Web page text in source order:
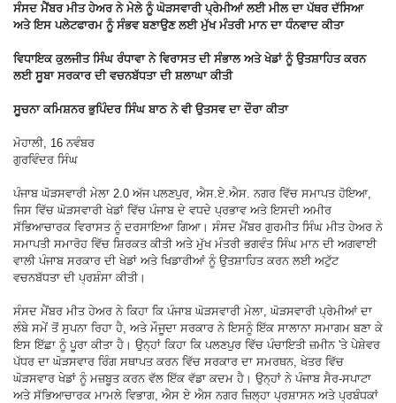
ਸੰਸਦ ਮੈਂਬਰ ਮੀਤ ਹੇਅਰ ਨੇ ਮੇਲੇ ਨੂੰ ਘੋੜਸਵਾਰੀ ਪ੍ਰੇਮੀਆਂ ਲਈ ਮੀਲ ਦਾ ਪੱਥਰ ਦੱਸਿਆ
ਅਤੇ ਇਸ ਪਲੇਟਫਾਰਮ ਨੂੰ ਸੰਭਵ ਬਣਾਉਣ ਲਈ ਮੁੱਖ ਮੰਤਰੀ ਮਾਨ ਦਾ ਧੰਨਵਾਦ ਕੀਤਾ
ਵਿਧਾਇਕ ਕੁਲਜੀਤ ਸਿੰਘ ਰੰਧਾਵਾ ਨੇ ਵਿਰਾਸਤ ਦੀ ਸੰਭਾਲ ਅਤੇ ਖੇਡਾਂ ਨੂੰ ਉਤਸ਼ਾਹਿਤ ਕਰਨ
ਲਈ ਸੂਬਾ ਸਰਕਾਰ ਦੀ ਵਚਨਬੱਧਤਾ ਦੀ ਸ਼ਲਾਘਾ ਕੀਤੀ
ਸੂਚਨਾ ਕਮਿਸ਼ਨਰ ਭੁਪਿੰਦਰ ਸਿੰਘ ਬਾਠ ਨੇ ਵੀ ਉਤਸਵ ਦਾ ਦੌਰਾ ਕੀਤਾ
ਮੋਹਾਲੀ, 16 ਨਵੰਬਰ
ਗੁਰਵਿੰਦਰ ਸਿੰਘ
ਪੰਜਾਬ ਘੋੜਸਵਾਰੀ ਮੇਲਾ 2.0 ਅੱਜ ਪਲਣਪੁਰ, ਐਸ.ਏ.ਐਸ. ਨਗਰ ਵਿੱਚ ਸਮਾਪਤ ਹੋਇਆ,
ਜਿਸ ਵਿੱਚ ਘੋੜਸਵਾਰੀ ਖੇਡਾਂ ਵਿੱਚ ਪੰਜਾਬ ਦੇ ਵਧਦੇ ਪ੍ਰਭਾਵ ਅਤੇ ਇਸਦੀ ਅਮੀਰ
ਸੱਭਿਆਚਾਰਕ ਵਿਰਾਸਤ ਨੂੰ ਦਰਸਾਇਆ ਗਿਆ। ਸੰਸਦ ਮੈਂਬਰ ਗੁਰਮੀਤ ਸਿੰਘ ਮੀਤ ਹੇਅਰ ਨੇ
ਸਮਾਪਤੀ ਸਮਾਰੋਹ ਵਿੱਚ ਸ਼ਿਰਕਤ ਕੀਤੀ ਅਤੇ ਮੁੱਖ ਮੰਤਰੀ ਭਗਵੰਤ ਸਿੰਘ ਮਾਨ ਦੀ ਅਗਵਾਈ
ਵਾਲੀ ਪੰਜਾਬ ਸਰਕਾਰ ਦੀ ਖੇਡਾਂ ਅਤੇ ਖਿਡਾਰੀਆਂ ਨੂੰ ਉਤਸ਼ਾਹਿਤ ਕਰਨ ਲਈ ਅਟੁੱਟ
ਵਚਨਬੱਧਤਾ ਦੀ ਪ੍ਰਸ਼ੰਸਾ ਕੀਤੀ।
ਸੰਸਦ ਮੈਂਬਰ ਮੀਤ ਹੇਅਰ ਨੇ ਕਿਹਾ ਕਿ ਪੰਜਾਬ ਘੋੜਸਵਾਰੀ ਮੇਲਾ, ਘੋੜਸਵਾਰੀ ਪ੍ਰੇਮੀਆਂ ਦਾ
ਲੰਬੇ ਸਮੇਂ ਤੋਂ ਸੁਪਨਾ ਰਿਹਾ ਹੈ, ਅਤੇ ਮੌਜੂਦਾ ਸਰਕਾਰ ਨੇ ਇਸਨੂੰ ਇੱਕ ਸਾਲਾਨਾ ਸਮਾਗਮ ਬਣਾ ਕੇ
ਇਸ ਇੱਛਾ ਨੂੰ ਪੂਰਾ ਕੀਤਾ ਹੈ। ਉਨ੍ਹਾਂ ਕਿਹਾ ਕਿ ਪਲਣਪੁਰ ਵਿੱਚ ਪੰਚਾਇਤੀ ਜ਼ਮੀਨ 'ਤੇ ਪੇਸ਼ੇਵਰ
ਪੱਧਰ ਦਾ ਘੋੜਸਵਾਰ ਰਿੰਗ ਸਥਾਪਤ ਕਰਨ ਵਿੱਚ ਸਰਕਾਰ ਦਾ ਸਮਰਥਨ, ਖੇਤਰ ਵਿੱਚ
ਘੋੜਸਵਾਰ ਖੇਡਾਂ ਨੂੰ ਮਜ਼ਬੂਤ ਕਰਨ ਵੱਲ ਇੱਕ ਵੱਡਾ ਕਦਮ ਹੈ। ਉਨ੍ਹਾਂ ਨੇ ਪੰਜਾਬ ਸੈਰ-ਸਪਾਟਾ
ਅਤੇ ਸੱਭਿਆਚਾਰਕ ਮਾਮਲੇ ਵਿਭਾਗ, ਐਸ ਏ ਐਸ ਨਗਰ ਜ਼ਿਲ੍ਹਾ ਪ੍ਰਸ਼ਾਸਨ ਅਤੇ ਪ੍ਰਬੰਧਕਾਂ